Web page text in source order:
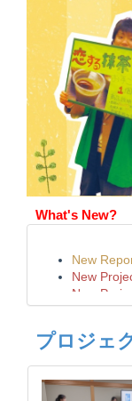
What's New?
プロジェ